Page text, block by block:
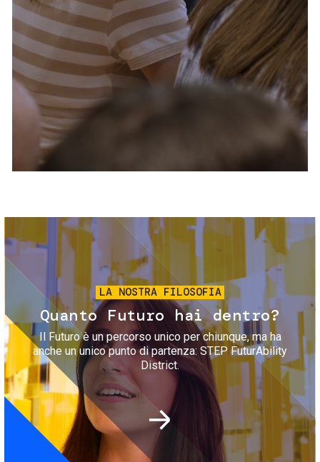
Servizi e accessibilità
Contatti
FAQ
Biglietti
Immagine
LA NOSTRA FILOSOFIA
Quanto Futuro hai dentro?
Il Futuro è un percorso unico per chiunque, ma ha
anche un unico punto di partenza: STEP FuturAbility
District.